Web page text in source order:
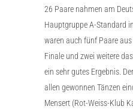
26 Paare nahmen am
Hauptgruppe A-Standard
waren auch fünf Paare
Finale und zwei weitere
ein sehr gutes Ergebnis.
allen gewonnen Tänzen
Mensert (Rot-Weiss-Klub